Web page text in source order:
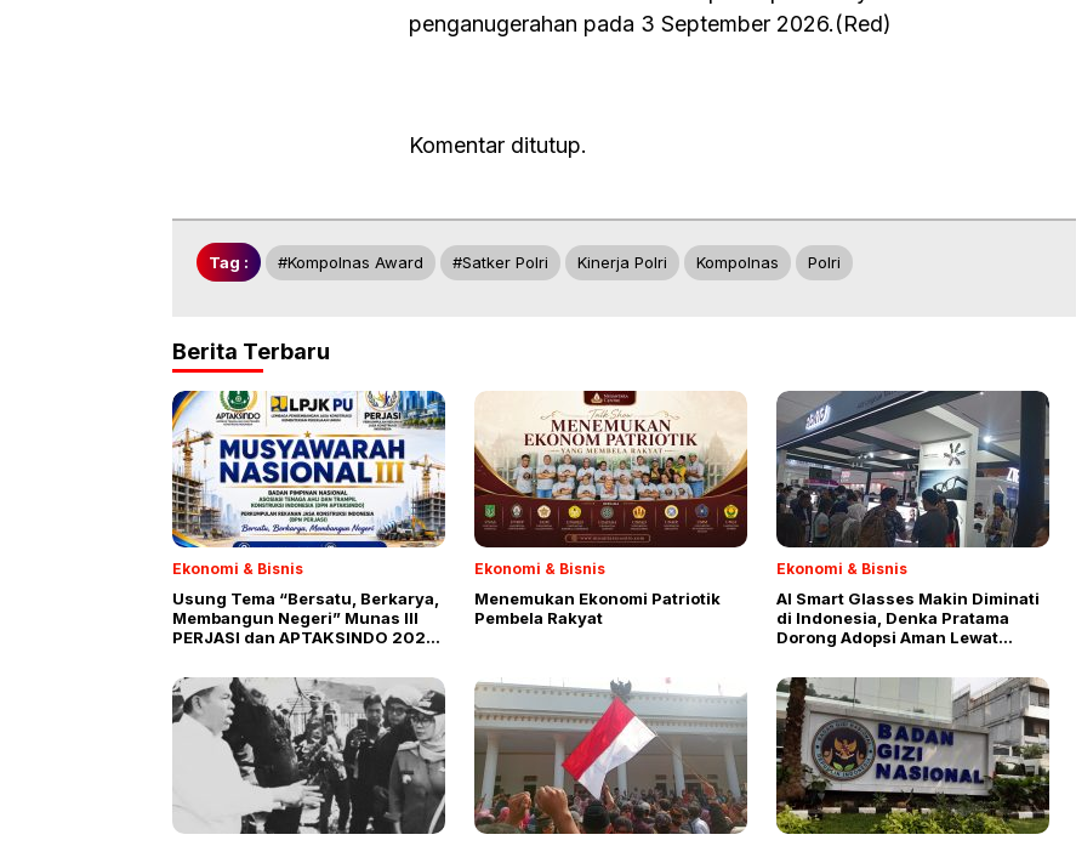
penganugerahan pada 3 September 2026.(Red)
Komentar ditutup.
Tag : #kompolnas Award #satker Polri Kinerja Polri Kompolnas Polri
Berita Terbaru
Ekonomi & Bisnis
Usung Tema “Bersatu, Berkarya,
Membangun Negeri” Munas III
PERJASI dan APTAKSINDO 2026
Ekonomi & Bisnis
Menemukan Ekonomi Patriotik
Pembela Rakyat
Ekonomi & Bisnis
AI Smart Glasses Makin Diminati
di Indonesia, Denka Pratama
Dorong Adopsi Aman Lewat